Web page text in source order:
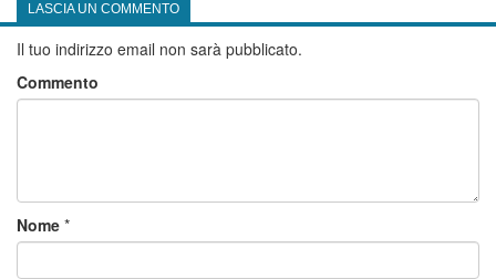
LASCIA UN COMMENTO
Il tuo indirizzo email non sarà pubblicato.
Commento
Nome *